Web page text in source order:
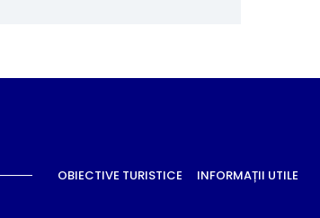
OBIECTIVE TURISTICE INFORMAȚII UTILE